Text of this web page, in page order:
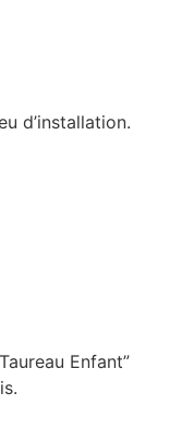
d’installation.
Enfant”